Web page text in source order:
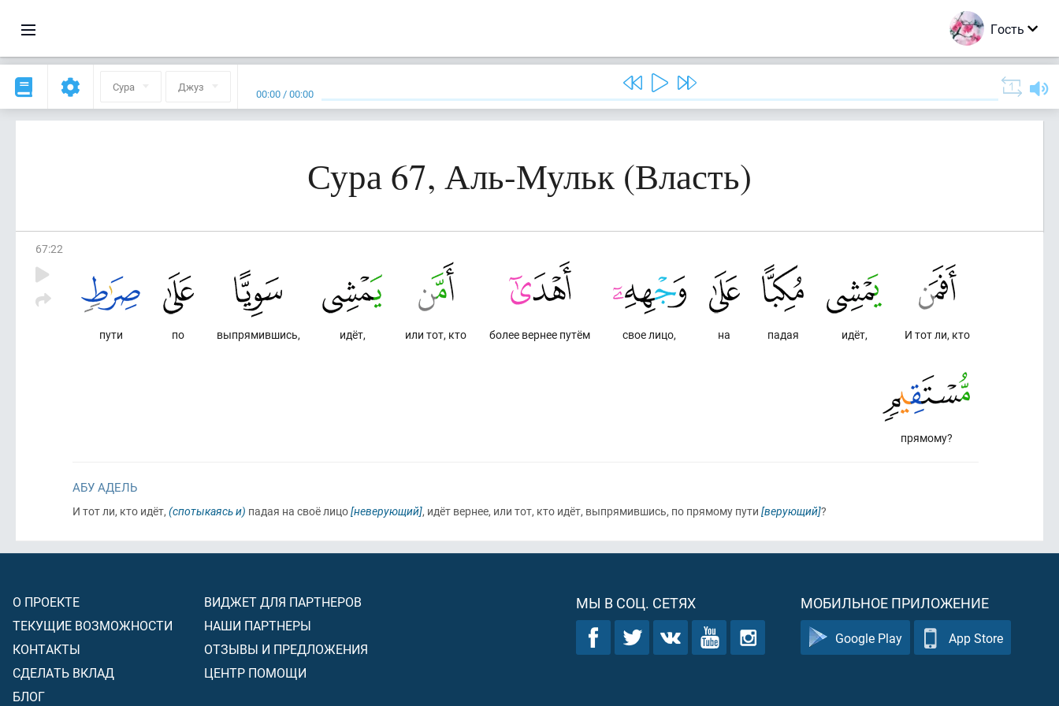
Гость
Сура Джуз 00:00 /00:00
Сура 67, Аль-Мульк (Власть)
67:22
И тот ли, кто
идёт,
падая
на
свое лицо,
более вернее путём
или тот, кто
идёт,
выпрямившись,
по
пути
прямому?
АБУ АДЕЛЬ
И тот ли, кто идёт, (спотыкаясь и) падая на своё лицо[неверующий], идёт вернее, или тот, кто идёт, выпрямившись, по прямому пути [верующий]?
О ПРОЕКТЕ
ТЕКУЩИЕ ВОЗМОЖНОСТИ
КОНТАКТЫ
СДЕЛАТЬ ВКЛАД
БЛОГ
ВИДЖЕТ ДЛЯ ПАРТНЕРОВ
НАШИ ПАРТНЕРЫ
ОТЗЫВЫ И ПРЕДЛОЖЕНИЯ
ЦЕНТР ПОМОЩИ
МЫ В СОЦ. СЕТЯХ МОБИЛЬНОЕ ПРИЛОЖЕНИЕ
Google Play App Store